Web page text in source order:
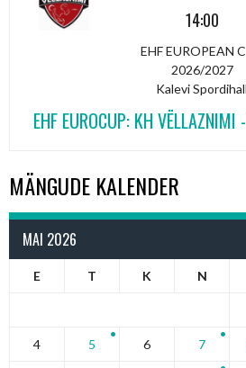
14:00
EHF EUROPEAN
2026/2027
Kalevi Spordihall
EHF EUROCUP: KH
MÄNGUDE KALENDER
MAI 2026
E T K N
4 5 6 7